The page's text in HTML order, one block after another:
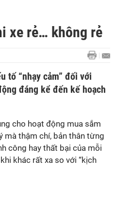
xe rẻ… không rẻ
tố “nhạy cảm” đối với
đáng kể đến kế hoạch
cho hoạt động mua sắm
mà thậm chí, bản thân từng
công hay thất bại của mỗi
khác rất xa so với “kịch